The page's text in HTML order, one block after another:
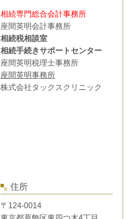
相続専門総合会計事務所
座間英明会計事務所
相続税相談室
相続手続きサポートセンター
座間英明税理士事務所
座間英明事務所
株式会社タックスクリニック
住所
〒124-0014